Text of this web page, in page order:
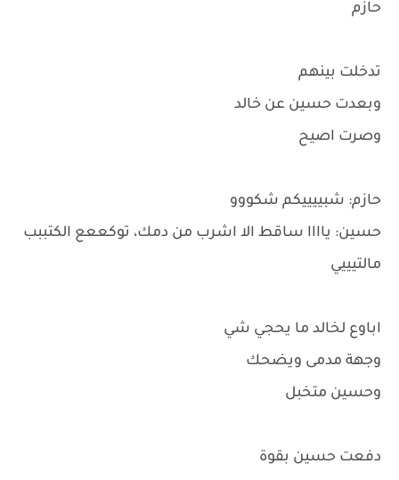
حازم
تدخلت بينهم
وبعدت حسين عن خالد
وصرت اصيح
حازم: شبييييكم شكووو
حسين: ياااا ساقط الا اشرب من دمك، توكععع الكتببب
مالتيييي
اباوع لخالد ما يحجي شي
وجهة مدمى ويضحك
وحسين متخبل
دفعت حسين بقوة